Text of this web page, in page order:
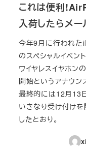
これは便利
入荷したらメ
今年9月に行われ
のスペシャルイベ
ワイヤレスイヤホン
開始というアナウン
最終的には12月13
いきなり受け付け
したとおり。